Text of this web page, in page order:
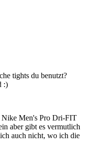
tights du benutzt?
:)
Nike Men's Pro Dri-FIT
aber gibt es vermutlich
auch nicht, wo ich die